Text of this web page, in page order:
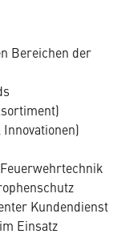
Bereichen der
Kundendienst
Einsatz